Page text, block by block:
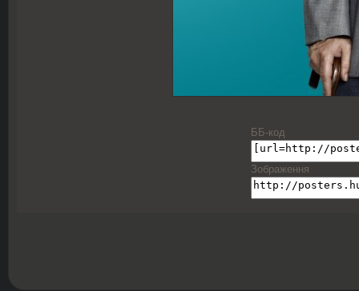
ББ-код
Зображення